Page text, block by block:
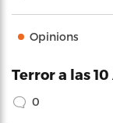
Opinions
Terror a las 10
0